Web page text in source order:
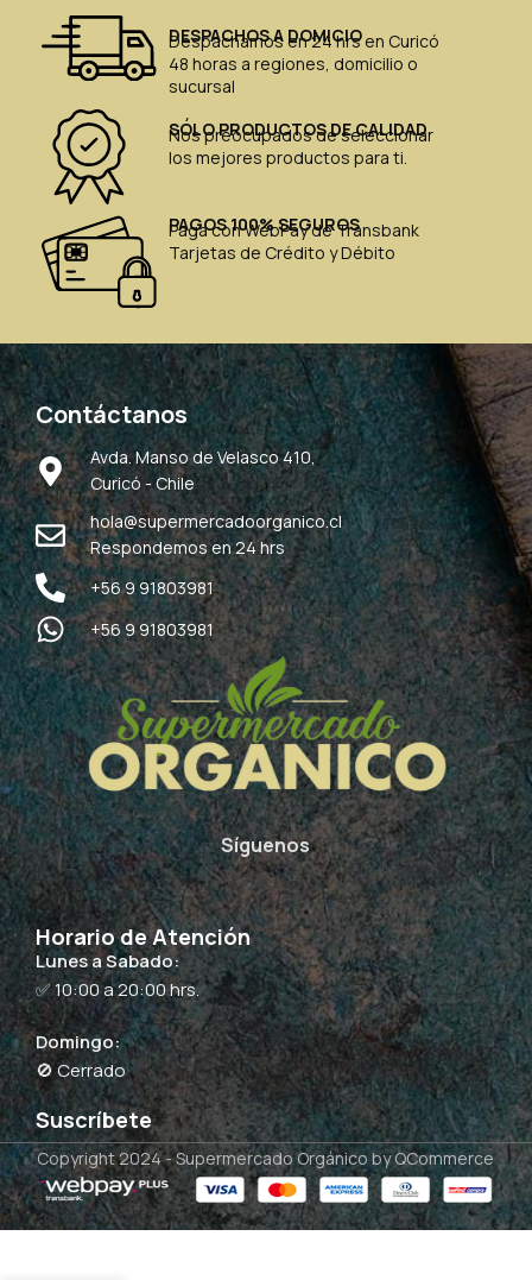
DESPACHOS A DOMICIO
Despachamos en 24 hrs en Curicó
48 horas a regiones, domicilio o
sucursal
SÓLO PRODUCTOS DE CALIDAD
Nos preocupados de seleccionar
los mejores productos para ti.
PAGOS 100% SEGUROS
Paga con WebPay de Transbank
Tarjetas de Crédito y Débito
Contáctanos
Avda. Manso de Velasco 410,
Curicó - Chile
hola@supermercadoorganico.cl
Respondemos en 24 hrs
+56 9 91803981
+56 9 91803981
Síguenos
Horario de Atención
Lunes a Sabado:
✅ 10:00 a 20:00 hrs.
Domingo:
🚫 Cerrado
Suscríbete
Copyright 2024 -Supermercado Orgánico by QCommerce